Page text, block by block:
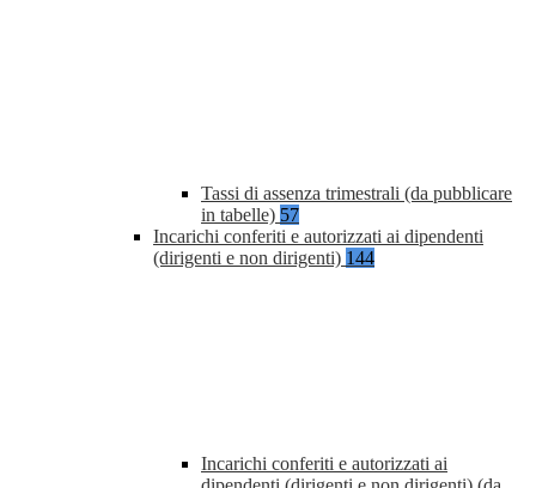
Tassi di assenza trimestrali (da pubblicare
in tabelle) 57
Incarichi conferiti e autorizzati ai dipendenti
(dirigenti e non dirigenti) 144
Incarichi conferiti e autorizzati ai